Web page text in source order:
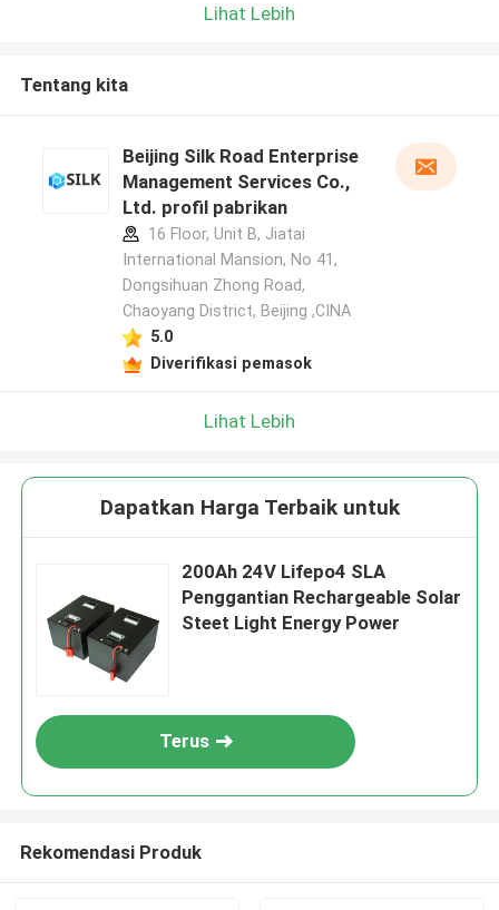
Lihat Lebih
Tentang kita
Beijing Silk Road Enterprise
Management Services Co.,
Ltd. profil pabrikan
16 Floor, Unit B, Jiatai
International Mansion, No 41,
Dongsihuan Zhong Road,
Chaoyang District, Beijing ,CINA
5.0
Diverifikasi pemasok
Lihat Lebih
Dapatkan Harga Terbaik untuk
200Ah 24V Lifepo4 SLA
Penggantian Rechargeable Solar
Steet Light Energy Power
Terus
Rekomendasi Produk